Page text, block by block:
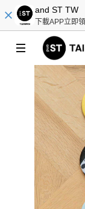
and ST TW
下載APP立即